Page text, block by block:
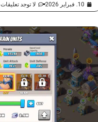
10. فبراير 2026 لا توجد تعليقات